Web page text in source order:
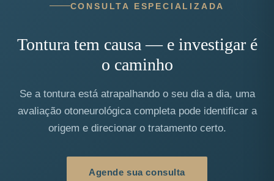
CONSULTA ESPECIALIZADA
Tontura tem causa — e investigar é
o caminho
Se a tontura está atrapalhando o seu dia a dia, uma
avaliação otoneurológica completa pode identificar a
origem e direcionar o tratamento certo.
Agende sua consulta